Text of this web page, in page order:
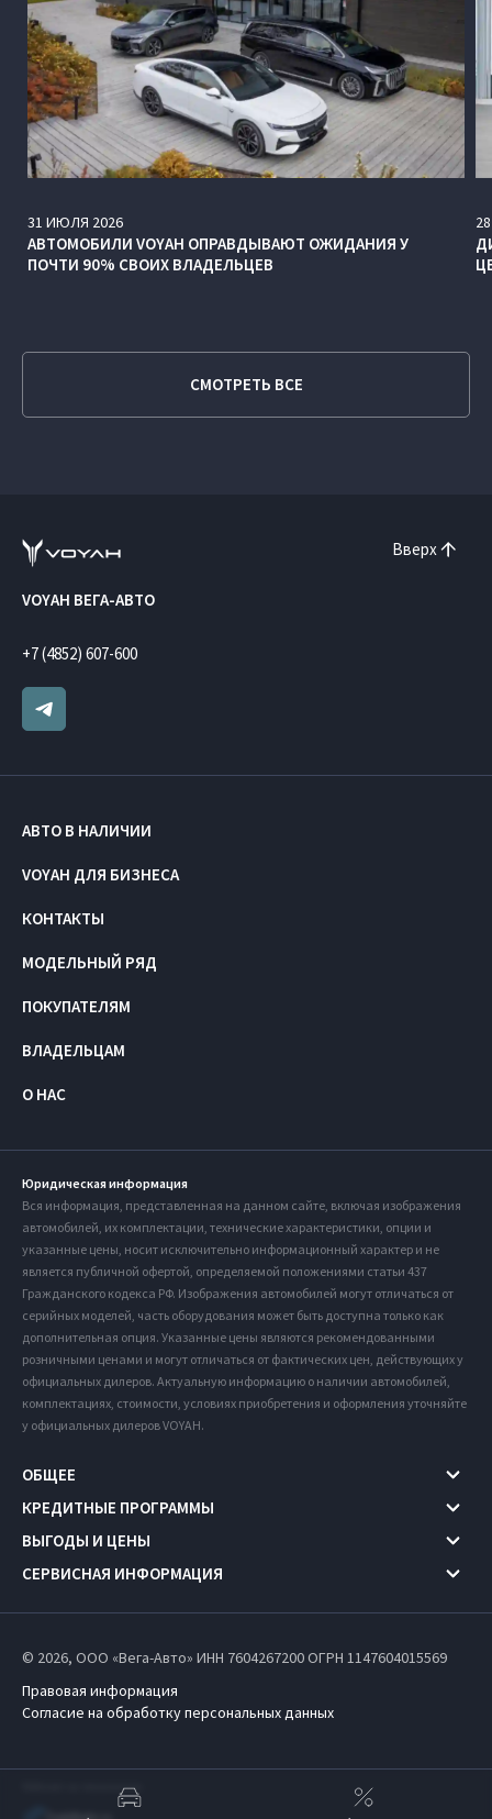
31 ИЮЛЯ 2026
АВТОМОБИЛИ VOYAH ОПРАВДЫВАЮТ ОЖИДАНИЯ У
ПОЧТИ 90% СВОИХ ВЛАДЕЛЬЦЕВ
28
СМОТРЕТЬ ВСЕ
Вверх
VOYAH ВЕГА-АВТО
+7 (4852) 607-600
АВТО В НАЛИЧИИ
VOYAH ДЛЯ БИЗНЕСА
КОНТАКТЫ
МОДЕЛЬНЫЙ РЯД
ПОКУПАТЕЛЯМ
ВЛАДЕЛЬЦАМ
О НАС
Юридическая информация
Вся информация, представленная на данном сайте, включая изображения
автомобилей, их комплектации, технические характеристики, опции и
указанные цены, носит исключительно информационный характер и не
является публичной офертой, определяемой положениями статьи 437
Гражданского кодекса РФ. Изображения автомобилей могут отличаться от
серийных моделей, часть оборудования может быть доступна только как
дополнительная опция. Указанные цены являются рекомендованными
розничными ценами и могут отличаться от фактических цен, действующих у
официальных дилеров. Актуальную информацию о наличии автомобилей,
комплектациях, стоимости, условиях приобретения и оформления уточняйте
у официальных дилеров VOYAH.
ОБЩЕЕ
КРЕДИТНЫЕ ПРОГРАММЫ
ВЫГОДЫ И ЦЕНЫ
СЕРВИСНАЯ ИНФОРМАЦИЯ
© 2026, ООО «Вега-Авто» ИНН 7604267200ОГРН 1147604015569
Правовая информация
Согласие на обработку персональных данных
Работает на технологиях